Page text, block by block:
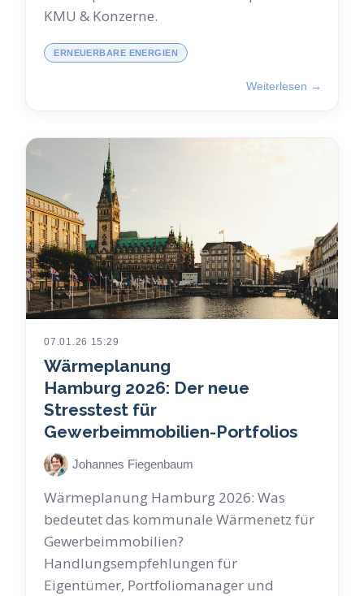
KMU & Konzerne.
ERNEUERBARE ENERGIEN
Weiterlesen →
07.01.26 15:29
Wärmeplanung
Hamburg 2026: Der neue
Stresstest für
Gewerbeimmobilien-Portfolios
Johannes Fiegenbaum
Wärmeplanung Hamburg 2026: Was
bedeutet das kommunale Wärmenetz für
Gewerbeimmobilien?
Handlungsempfehlungen für
Eigentümer, Portfoliomanager und